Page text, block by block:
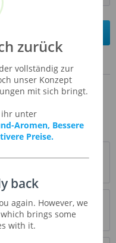
diskutieren...mehr
zurück
vollständig zur
unser Konzept
mit sich bringt.
ihr unter
Aromen, Bessere
Preise.
back
again. However, we
brings some
with it.